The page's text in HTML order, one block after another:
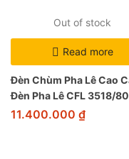
Out of stock
Read more
Đèn Chùm Pha Lê Cao
Đèn Pha Lê CFL 3518/
11.400.000 ₫